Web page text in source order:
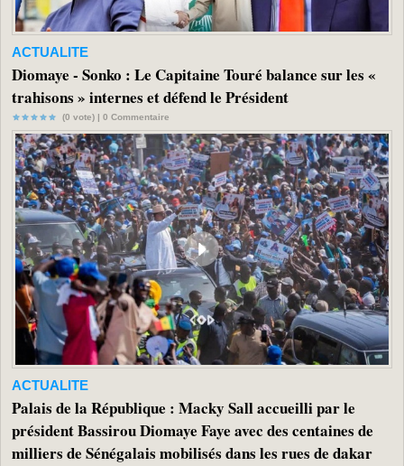
ACTUALITE
Diomaye - Sonko : Le Capitaine Touré balance sur les «
trahisons » internes et défend le Président
(0 vote) | 0 Commentaire
ACTUALITE
Palais de la République : Macky Sall accueilli par le
président Bassirou Diomaye Faye avec des centaines de
milliers de Sénégalais mobilisés dans les rues de dakar